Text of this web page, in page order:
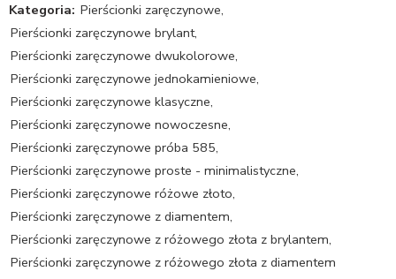
Kategoria: Pierścionki zaręczynowe,
Pierścionki zaręczynowe brylant,
Pierścionki zaręczynowe dwukolorowe,
Pierścionki zaręczynowe jednokamieniowe,
Pierścionki zaręczynowe klasyczne,
Pierścionki zaręczynowe nowoczesne,
Pierścionki zaręczynowe próba 585,
Pierścionki zaręczynowe proste - minimalistyczne,
Pierścionki zaręczynowe różowe złoto,
Pierścionki zaręczynowe z diamentem,
Pierścionki zaręczynowe z różowego złota z brylantem,
Pierścionki zaręczynowe z różowego złota z diamentem